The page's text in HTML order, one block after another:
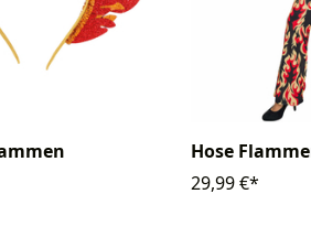
Hose
29,99 €*